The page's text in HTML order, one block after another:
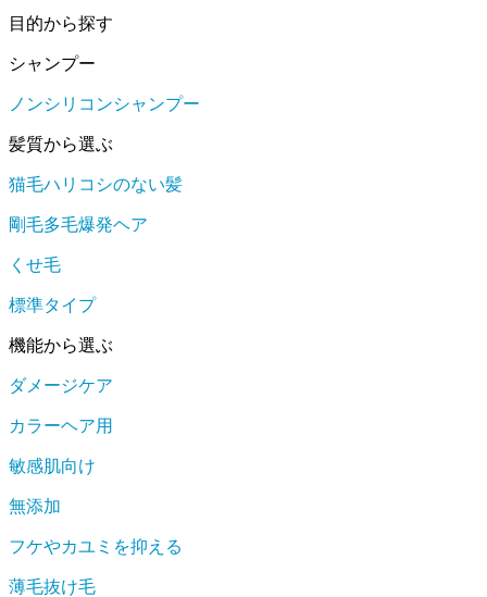
目的から探す
シャンプー
ノンシリコンシャンプー
髪質から選ぶ
猫毛ハリコシのない髪
剛毛多毛爆発ヘア
くせ毛
標準タイプ
機能から選ぶ
ダメージケア
カラーヘア用
敏感肌向け
無添加
フケやカユミを抑える
薄毛抜け毛